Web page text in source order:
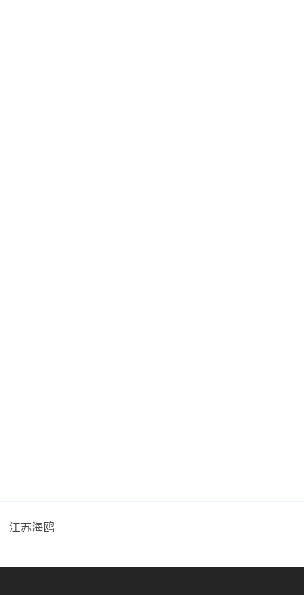
江苏海鸥